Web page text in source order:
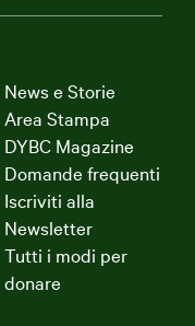
News e Storie
Area Stampa
DYBC Magazine
Domande frequenti
Iscriviti alla
Newsletter
Tutti i modi per
donare